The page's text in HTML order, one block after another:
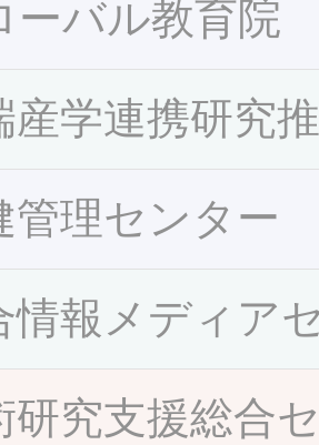
ーバル教育院
産学連携研究
管理センター
情報メディア
研究支援総合